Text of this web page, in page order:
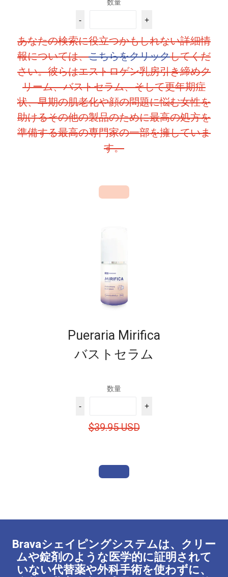
数量
- +
あなたの検索に役立つかもしれない詳細情
報については、こちらをクリックしてくだ
さい。彼らはエストロゲン乳房引き締めク
リーム、バストセラム、そして更年期症
状、早期の肌老化や顔の問題に悩む女性を
助けるその他の製品のために最高の処方を
準備する最高の専門家の一部を擁していま
す。
Pueraria Mirifica
バストセラム
数量
- +
$39.95 USD
Bravaシェイピングシステムは、クリー
ムや錠剤のような医学的に証明されて
いない代替薬や外科手術を使わずに、